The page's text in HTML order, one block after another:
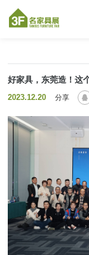
好家具，东莞造！这
2023.12.20 分享